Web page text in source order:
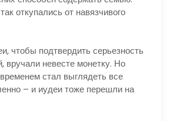
откупались от навязчивого
чтобы подтвердить серьезность
вручали невесте монетку. Но
стал выглядеть все
– и иудеи тоже перешли на